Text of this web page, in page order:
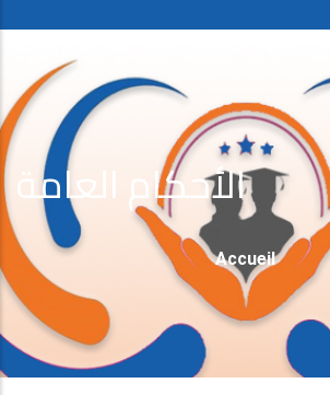
الأحكام العامة
Fil
D'Ariane
Accueil